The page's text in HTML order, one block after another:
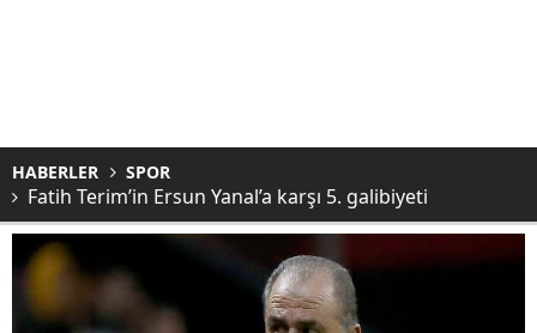
HABERLER SPOR
Fatih Terim’in Ersun Yanal’a karşı 5. galibiyeti